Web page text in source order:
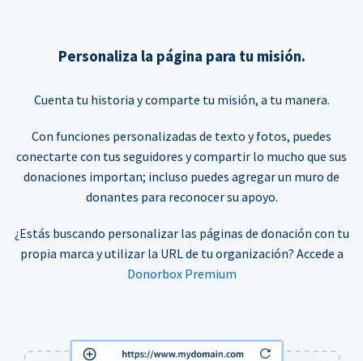
Personaliza la página para tu misión.
Cuenta tu historia y comparte tu misión, a tu manera.
Con funciones personalizadas de texto y fotos, puedes
conectarte con tus seguidores y compartir lo mucho que sus
donaciones importan; incluso puedes agregar un muro de
donantes para reconocer su apoyo.
¿Estás buscando personalizar las páginas de donación con tu
propia marca y utilizar la URL de tu organización? Accede a
Donorbox Premium